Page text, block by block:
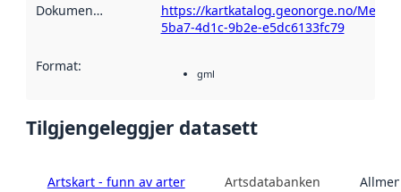
Dokumentasjon
https://kartkatalog.geonorge.no/
5ba7-4d1c-9b2e-e5dc6133fc79
Format: gml
Tilgjengeleggjer datasett
Artskart - funn av arter Artsdatabanken